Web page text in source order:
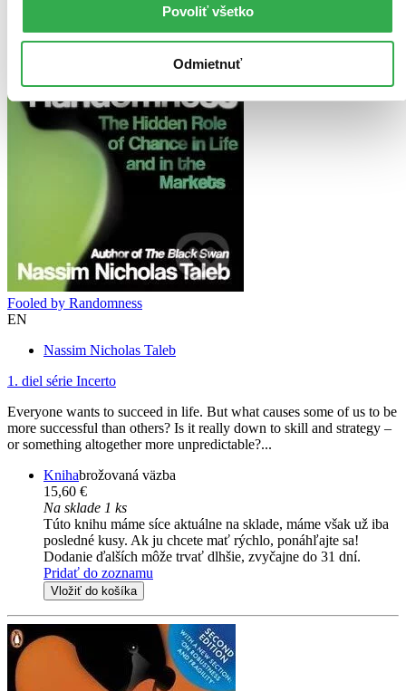
Povoliť všetko
Odmietnuť
Fooled by Randomness
EN
Nassim Nicholas Taleb
1. diel série Incerto
Everyone wants to succeed in life. But what causes some of us to be
more successful than others? Is it really down to skill and strategy –
or something altogether more unpredictable?...
Knihabrožovaná väzba
15,60 €
Na sklade 1 ks
Túto knihu máme síce aktuálne na sklade, máme však už iba
posledné kusy. Ak ju chcete mať rýchlo, ponáhľajte sa!
Dodanie ďalších môže trvať dlhšie, zvyčajne do 31 dní.
Pridať do zoznamu
Vložiť do košíka